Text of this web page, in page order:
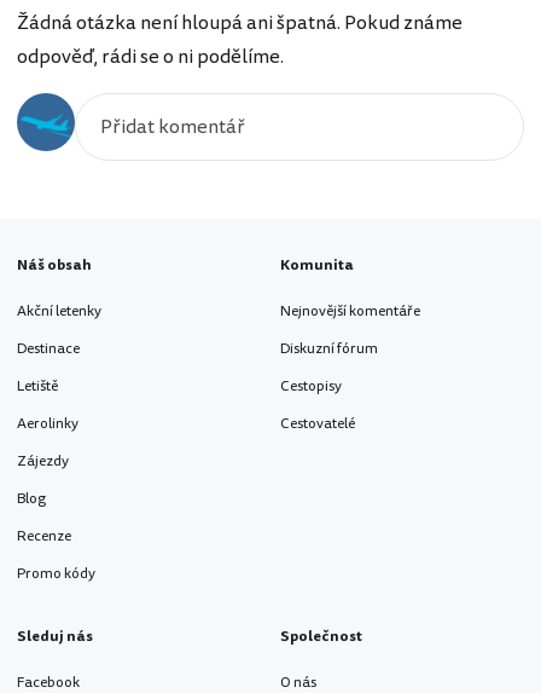
Žádná otázka není hloupá ani špatná. Pokud známe
odpověď, rádi se o ni podělíme.
Náš obsah
Akční letenky
Destinace
Letiště
Aerolinky
Zájezdy
Blog
Recenze
Promo kódy
Komunita
Nejnovější komentáře
Diskuzní fórum
Cestopisy
Cestovatelé
Sleduj nás
Facebook
Společnost
O nás